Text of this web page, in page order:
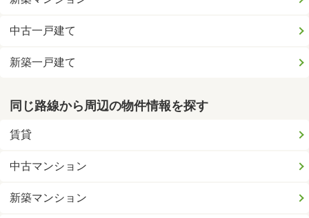
中古一戸建て
新築一戸建て
同じ路線から周辺の物件情報を探す
賃貸
中古マンション
新築マンション